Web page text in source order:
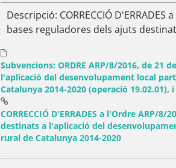
Descripció: CORRECCIÓ
bases reguladores dels ajuts
Subvencions: ORDRE ARP/8/2016, de 21
l'aplicació del desenvolupament local
Catalunya 2014-2020 (operació
CORRECCIÓ D'ERRADES a l'Ordre ARP/
destinats a l'aplicació del
rural de Catalunya 2014-2020(Obre una